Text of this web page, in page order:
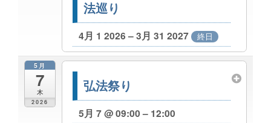
法巡り
4月 1 2026 – 3月 31 2027 終日
5月
7
木
2026
弘法祭り
5月 7 @ 09:00 – 12:00